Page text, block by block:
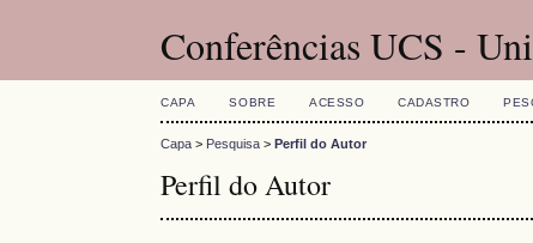
Conferências UCS -
CAPA SOBRE ACESSO CADASTRO
Capa > Pesquisa >Perfil do Autor
Perfil do Autor